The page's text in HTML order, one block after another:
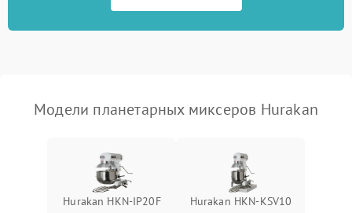
защиты от перегрузок
Поломка системы защиты
Подробнее →
Модели планетарных миксеров Hurakan
Hurakan HKN-IP20F Hurakan HKN-KSV10